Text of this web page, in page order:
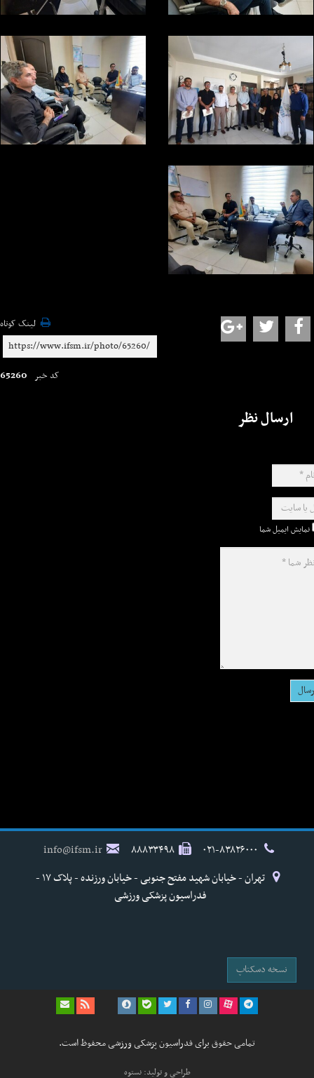
لینک کوتاه
کد خبر 65260
ارسال نظر
نمایش ایمیل شما
۸۸۸۳۳۴۹۸
info@ifsm.ir
تهران - خیابان شهید مفتح جنوبی - خیابان ورزنده - پلاک ۱۷ -
فدراسیون پزشکی ورزشی
نسخه دسکتاپ
تمامی حقوق برای فدراسیون پزشکی ورزشی محفوظ است.
طراحی و تولید: نستوه